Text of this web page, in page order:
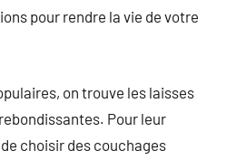
pour rendre la vie de votre
on trouve les laisses
Pour leur
choisir des couchages